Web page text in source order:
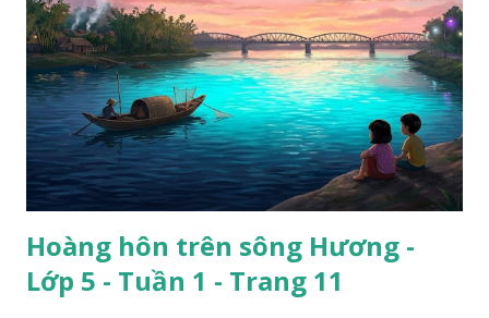
Hoàng hôn trên sông Hương -
Lớp 5 - Tuần 1 - Trang 11